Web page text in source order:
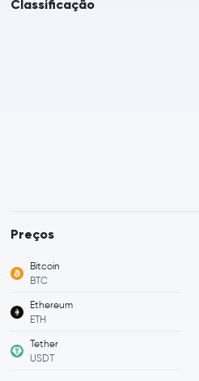
Classificação
Preços
Bitcoin
BTC
Ethereum
ETH
Tether
USDT